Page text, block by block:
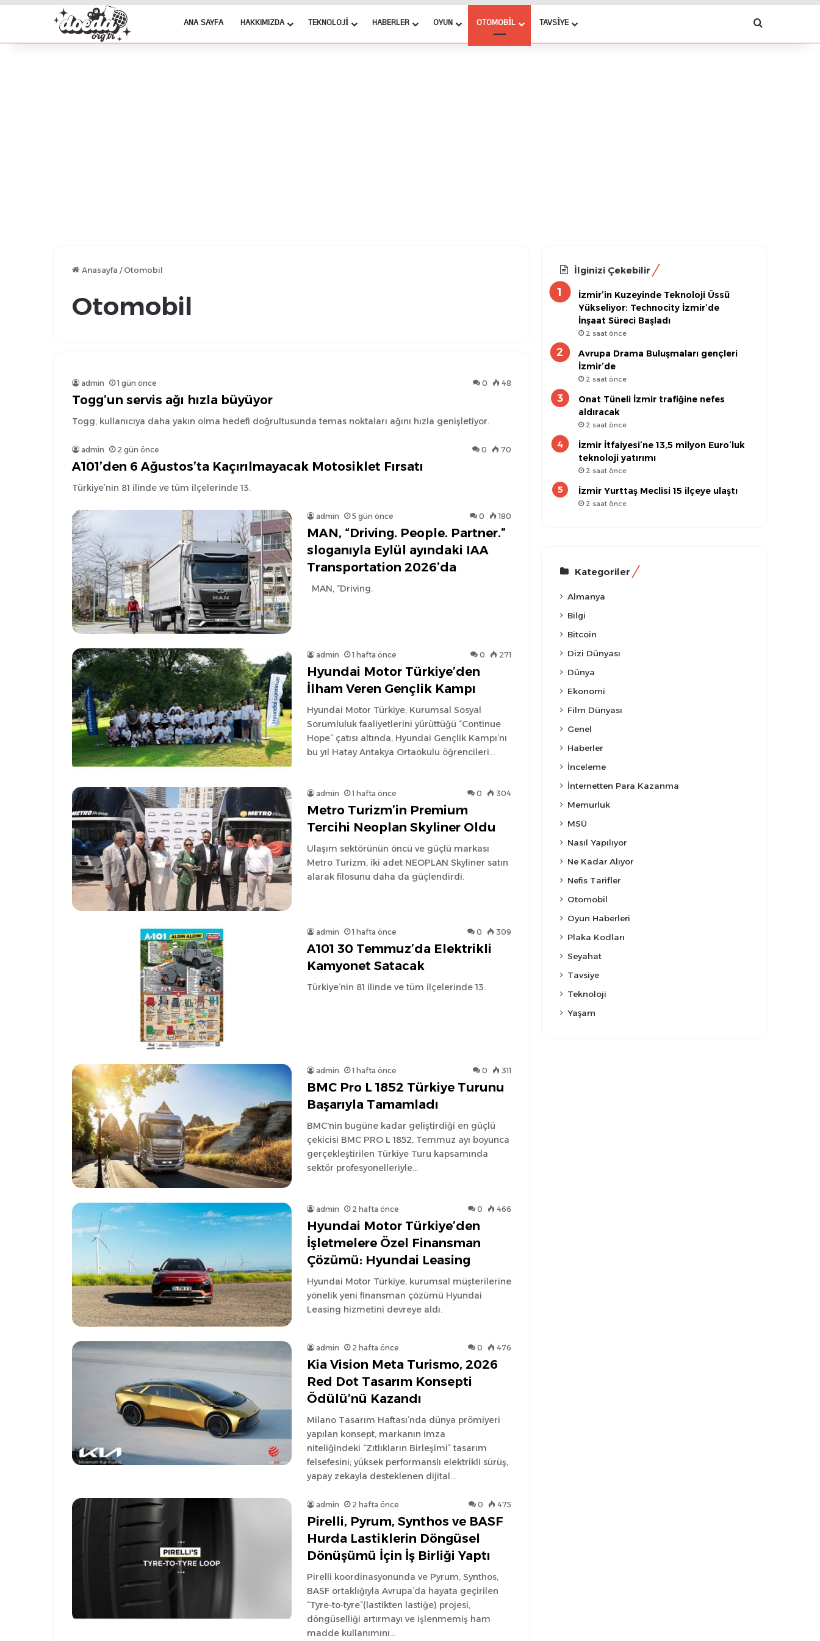
ANA SAYFA HAKKIMIZDA TEKNOLOJI HABERLER OYUN OTOMOBIL TAVSIYE Arama yap
Anasayfa / Otomobil
Otomobil
admin 1 gün önce 0 48
Togg’un servis ağı hızla büyüyor
Togg, kullanıcıya daha yakın olma hedefi doğrultusunda temas noktaları ağını hızla genişletiyor.
admin 2 gün önce 0 70
A101’den 6 Ağustos’ta Kaçırılmayacak Motosiklet Fırsatı
Türkiye’nin 81 ilinde ve tüm ilçelerinde 13.
admin 5 gün önce 0 180
MAN, “Driving. People. Partner.”
sloganıyla Eylül ayındaki IAA
Transportation 2026’da
MAN, “Driving.
admin 1 hafta önce 0 271
Hyundai Motor Türkiye’den
İlham Veren Gençlik Kampı
Hyundai Motor Türkiye, Kurumsal Sosyal
Sorumluluk faaliyetlerini yürüttüğü “Continue
Hope” çatısı altında, Hyundai Gençlik Kampı’nı
bu yıl Hatay Antakya Ortaokulu öğrencileri…
admin 1 hafta önce 0 304
Metro Turizm’in Premium
Tercihi Neoplan Skyliner Oldu
Ulaşım sektörünün öncü ve güçlü markası
Metro Turizm, iki adet NEOPLAN Skyliner satın
alarak filosunu daha da güçlendirdi.
admin 1 hafta önce 0 309
A101 30 Temmuz’da Elektrikli
Kamyonet Satacak
Türkiye’nin 81 ilinde ve tüm ilçelerinde 13.
admin 1 hafta önce 0 311
BMC Pro L 1852 Türkiye Turunu
Başarıyla Tamamladı
BMC'nin bugüne kadar geliştirdiği en güçlü
çekicisi BMC PRO L 1852, Temmuz ayı boyunca
gerçekleştirilen Türkiye Turu kapsamında
sektör profesyonelleriyle…
admin 2 hafta önce 0 466
Hyundai Motor Türkiye’den
İşletmelere Özel Finansman
Çözümü: Hyundai Leasing
Hyundai Motor Türkiye, kurumsal müşterilerine
yönelik yeni finansman çözümü Hyundai
Leasing hizmetini devreye aldı.
admin 2 hafta önce 0 476
Kia Vision Meta Turismo, 2026
Red Dot Tasarım Konsepti
Ödülü’nü Kazandı
Milano Tasarım Haftası’nda dünya prömiyeri
yapılan konsept, markanın imza
niteliğindeki “Zıtlıkların Birleşimi” tasarım
felsefesini; yüksek performanslı elektrikli sürüş,
yapay zekayla desteklenen dijital…
admin 2 hafta önce 0 475
Pirelli, Pyrum, Synthos ve BASF
Hurda Lastiklerin Döngüsel
Dönüşümü İçin İş Birliği Yaptı
Pirelli koordinasyonunda ve Pyrum, Synthos,
BASF ortaklığıyla Avrupa’da hayata geçirilen
“Tyre‑to‑tyre”(lastikten lastiğe) projesi,
döngüselliği artırmayı ve işlenmemiş ham
madde kullanımını…
İlginizi Çekebilir
İzmir’in Kuzeyinde Teknoloji Üssü
Yükseliyor: Technocity İzmir’de
İnşaat Süreci Başladı
2 saat önce
Avrupa Drama Buluşmaları gençleri
İzmir’de
2 saat önce
Onat Tüneli İzmir trafiğine nefes
aldıracak
2 saat önce
İzmir İtfaiyesi’ne 13,5 milyon Euro’luk
teknoloji yatırımı
2 saat önce
İzmir Yurttaş Meclisi 15 ilçeye ulaştı
2 saat önce
Kategoriler
Almanya
Bilgi
Bitcoin
Dizi Dünyası
Dünya
Ekonomi
Film Dünyası
Genel
Haberler
İnceleme
İnternetten Para Kazanma
Memurluk
MSÜ
Nasıl Yapılıyor
Ne Kadar Alıyor
Nefis Tarifler
Otomobil
Oyun Haberleri
Plaka Kodları
Seyahat
Tavsiye
Teknoloji
Yaşam